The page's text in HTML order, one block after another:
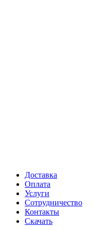
Доставка
Оплата
Услуги
Сотрудничество
Контакты
Скачать